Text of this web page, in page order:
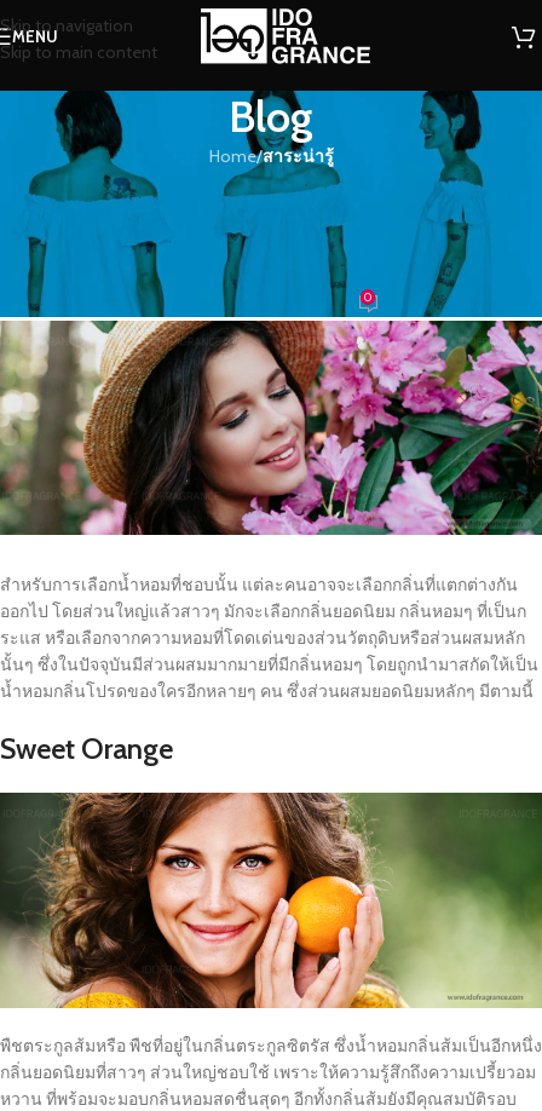
Skip to navigation
Skip to main content
MENU
Blog
Home/สาระน่ารู้
สาระน่ารู้
หอมๆ ด้วยกลิ่นน้ำหอมสไตล์
ธรรมชาติ….เลือกกลิ่นไหนดี
น้ำหอม On 28/08/2019 0
สำหรับการเลือกน้ำหอมที่ชอบนั้น แต่ละคนอาจจะเลือกกลิ่นที่แตกต่างกัน
ออกไป โดยส่วนใหญ่แล้วสาวๆ มักจะเลือกกลิ่นยอดนิยม กลิ่นหอมๆ ที่เป็นก
ระแส หรือเลือกจากความหอมที่โดดเด่นของส่วนวัตถุดิบหรือส่วนผสมหลัก
นั้นๆ ซึ่งในปัจจุบันมีส่วนผสมมากมายที่มีกลิ่นหอมๆ โดยถูกนำมาสกัดให้เป็น
น้ำหอมกลิ่นโปรดของใครอีกหลายๆ คน ซึ่งส่วนผสมยอดนิยมหลักๆ มีตามนี้
Sweet Orange
พืชตระกูลส้มหรือ พืชที่อยู่ในกลิ่นตระกูลซิตรัส ซึ่งน้ำหอมกลิ่นส้มเป็นอีกหนึ่ง
กลิ่นยอดนิยมที่สาวๆ ส่วนใหญ่ชอบใช้ เพราะให้ความรู้สึกถึงความเปรี้ยวอม
หวาน ที่พร้อมจะมอบกลิ่นหอมสดชื่นสุดๆ อีกทั้งกลิ่นส้มยังมีคุณสมบัติรอบ